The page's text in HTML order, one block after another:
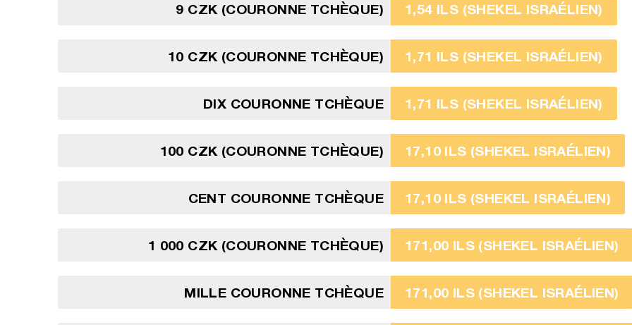
9 CZK (COURONNE TCHÈQUE) 1,54 ILS (SHEKEL ISRAÉLIEN)
10 CZK (COURONNE TCHÈQUE) 1,71 ILS (SHEKEL ISRAÉLIEN)
DIX COURONNE TCHÈQUE 1,71 ILS (SHEKEL ISRAÉLIEN)
100 CZK (COURONNE TCHÈQUE) 17,10 ILS (SHEKEL ISRAÉLIEN)
CENT COURONNE TCHÈQUE 17,10 ILS (SHEKEL ISRAÉLIEN)
1 000 CZK (COURONNE TCHÈQUE) 171,00 ILS (SHEKEL ISRAÉLIEN)
MILLE COURONNE TCHÈQUE 171,00 ILS (SHEKEL ISRAÉLIEN)